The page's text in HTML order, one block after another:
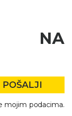
NA
POŠALJI
mojim podacima.